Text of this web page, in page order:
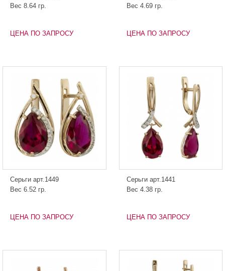
Вес 8.64 гр.
ЦЕНА ПО ЗАПРОСУ
Вес 4.69 гр.
ЦЕНА ПО ЗАПРОСУ
Серьги арт.1449
Вес 6.52 гр.
ЦЕНА ПО ЗАПРОСУ
Серьги арт.1441
Вес 4.38 гр.
ЦЕНА ПО ЗАПРОСУ